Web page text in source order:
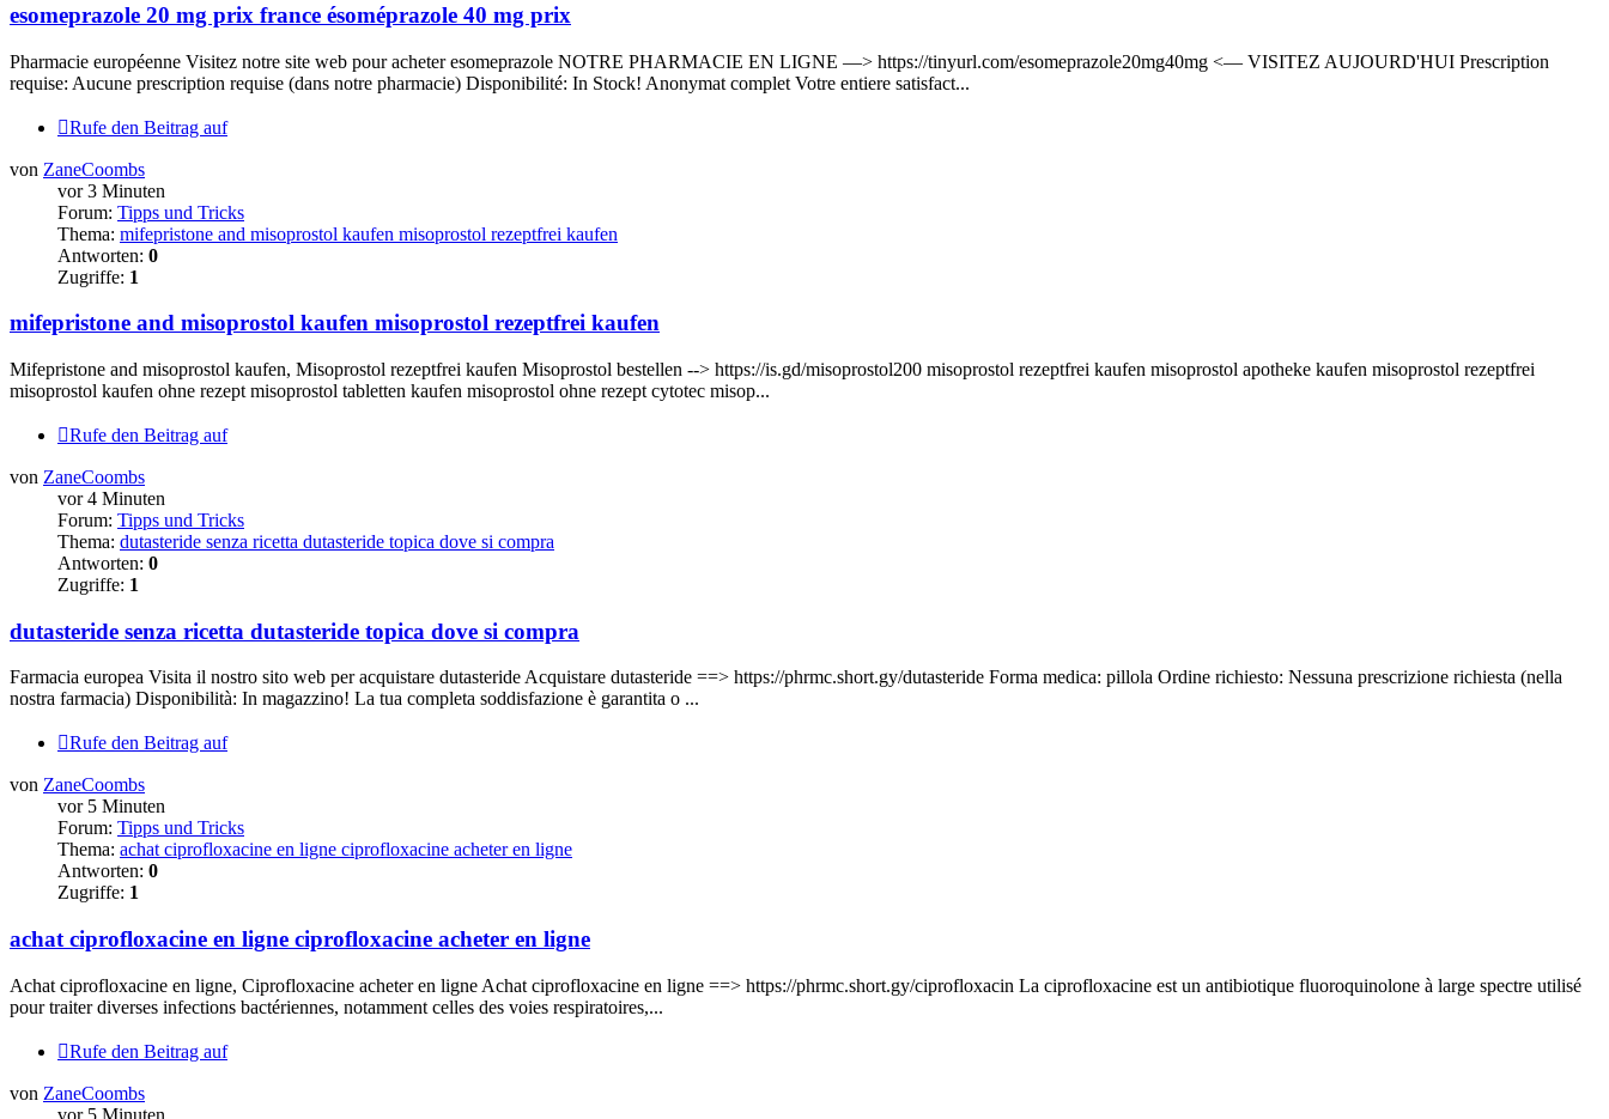
esomeprazole 20 mg prix france ésoméprazole 40 mg prix
Pharmacie européenne Visitez notre site web pour acheter esomeprazole NOTRE PHARMACIE EN LIGNE —> https://tinyurl.com/esomeprazole20mg40mg <— VISITEZ AUJOURD'HUI Prescription
requise: Aucune prescription requise (dans notre pharmacie) Disponibilité: In Stock! Anonymat complet Votre entiere satisfact...
Rufe den Beitrag auf
von ZaneCoombs
vor 3 Minuten
Forum: Tipps und Tricks
Thema: mifepristone and misoprostol kaufen misoprostol rezeptfrei kaufen
Antworten: 0
Zugriffe: 1
mifepristone and misoprostol kaufen misoprostol rezeptfrei kaufen
Mifepristone and misoprostol kaufen, Misoprostol rezeptfrei kaufen Misoprostol bestellen --> https://is.gd/misoprostol200 misoprostol rezeptfrei kaufen misoprostol apotheke kaufen misoprostol rezeptfrei
misoprostol kaufen ohne rezept misoprostol tabletten kaufen misoprostol ohne rezept cytotec misop...
Rufe den Beitrag auf
von ZaneCoombs
vor 4 Minuten
Forum: Tipps und Tricks
Thema: dutasteride senza ricetta dutasteride topica dove si compra
Antworten: 0
Zugriffe: 1
dutasteride senza ricetta dutasteride topica dove si compra
Farmacia europea Visita il nostro sito web per acquistare dutasteride Acquistare dutasteride ==> https://phrmc.short.gy/dutasteride Forma medica: pillola Ordine richiesto: Nessuna prescrizione richiesta (nella
nostra farmacia) Disponibilità: In magazzino! La tua completa soddisfazione è garantita o ...
Rufe den Beitrag auf
von ZaneCoombs
vor 5 Minuten
Forum: Tipps und Tricks
Thema: achat ciprofloxacine en ligne ciprofloxacine acheter en ligne
Antworten: 0
Zugriffe: 1
achat ciprofloxacine en ligne ciprofloxacine acheter en ligne
Achat ciprofloxacine en ligne, Ciprofloxacine acheter en ligne Achat ciprofloxacine en ligne ==> https://phrmc.short.gy/ciprofloxacin La ciprofloxacine est un antibiotique fluoroquinolone à large spectre utilisé
pour traiter diverses infections bactériennes, notamment celles des voies respiratoires,...
Rufe den Beitrag auf
von ZaneCoombs
vor 5 Minuten